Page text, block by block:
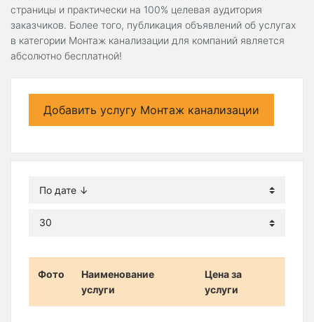
страницы и практически на 100% целевая аудитория
заказчиков. Более того, публикация объявлений об услугах
в категории Монтаж канализации для компаний является
абсолютно бесплатной!
Добавить услугу Монтаж канализации
Фото
Наименование
услуги
Цена за
услуги